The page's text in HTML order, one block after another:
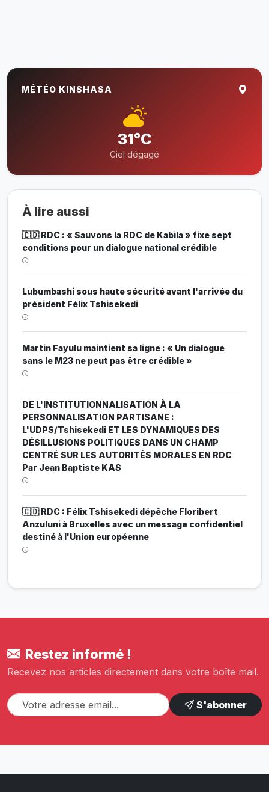
MÉTÉO KINSHASA
31°C
Ciel dégagé
À lire aussi
🇨🇩 RDC : « Sauvons la RDC de Kabila » fixe sept
conditions pour un dialogue national crédible
Lubumbashi sous haute sécurité avant l'arrivée du
président Félix Tshisekedi
Martin Fayulu maintient sa ligne : « Un dialogue
sans le M23 ne peut pas être crédible »
DE L'INSTITUTIONNALISATION À LA
PERSONNALISATION PARTISANE :
L'UDPS/Tshisekedi ET LES DYNAMIQUES DES
DÉSILLUSIONS POLITIQUES DANS UN CHAMP
CENTRÉ SUR LES AUTORITÉS MORALES EN RDC
Par Jean Baptiste KAS
🇨🇩 RDC : Félix Tshisekedi dépêche Floribert
Anzuluni à Bruxelles avec un message confidentiel
destiné à l'Union européenne
Restez informé !
Recevez nos articles directement dans votre boîte mail.
S'abonner